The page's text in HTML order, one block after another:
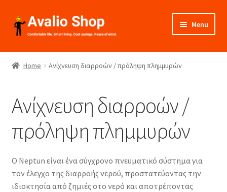
Skip
to
Skip
to
Menu
About Us
Installation
Catalogues
Projects
Videos
Home Ανίχνευση διαρροών / πρόληψη πλημμυρών
Ανίχνευση διαρροών /
πρόληψη πλημμυρών
Ο Neptun είναι ένα σύγχρονο πνευματικό σύστημα για
τον έλεγχο της διαρροής νερού, προστατεύοντας την
ιδιοκτησία από ζημιές στο νερό και αποτρέποντας